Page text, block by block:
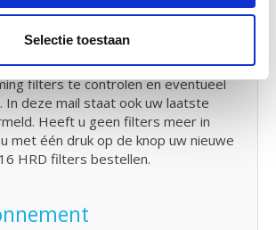
Selectie toestaan
elk half jaar een herinnerings email.
om uw Brink Allure
filters te controlen en eventueel
In deze mail staat ook uw laatste
Heeft u geen filters meer in
met één druk op de knop uw nieuwe
HRD filters bestellen.